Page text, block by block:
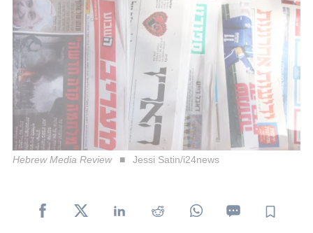
Hebrew Media Review Jessi Satin/i24news